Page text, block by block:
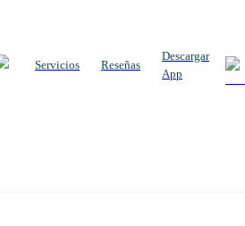
Servicios Reseñas
Descargar
App